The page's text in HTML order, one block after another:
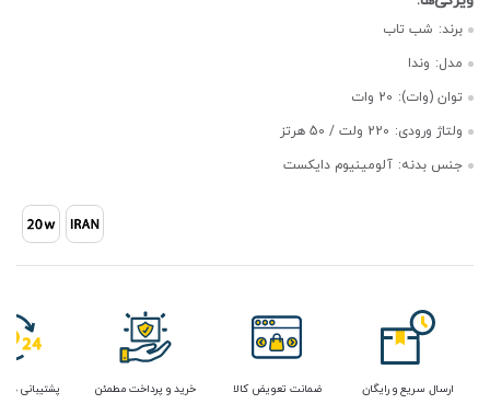
برند: شب تاب
مدل: وندا
توان (وات): 20 وات
ولتاژ ورودی: 220 ولت / 50 هرتز
جنس بدنه: آلومینیوم دایکست
ارسال سریع و رایگان ضمانت تعویض کالا خرید و پرداخت مطمئن پشتیبانی